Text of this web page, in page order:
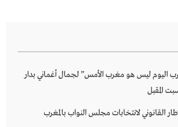
اليوم ليس هو مغرب الأمس” لجمال أغماني بدار
المقبل
القانوني لانتخابات مجلس النواب بالمغرب